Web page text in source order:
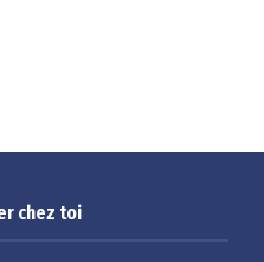
chez toi